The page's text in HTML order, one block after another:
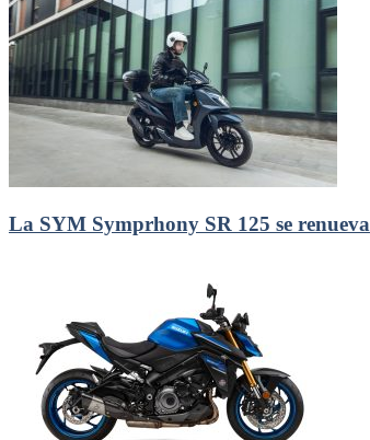
La SYM Symprhony SR 125 se renueva